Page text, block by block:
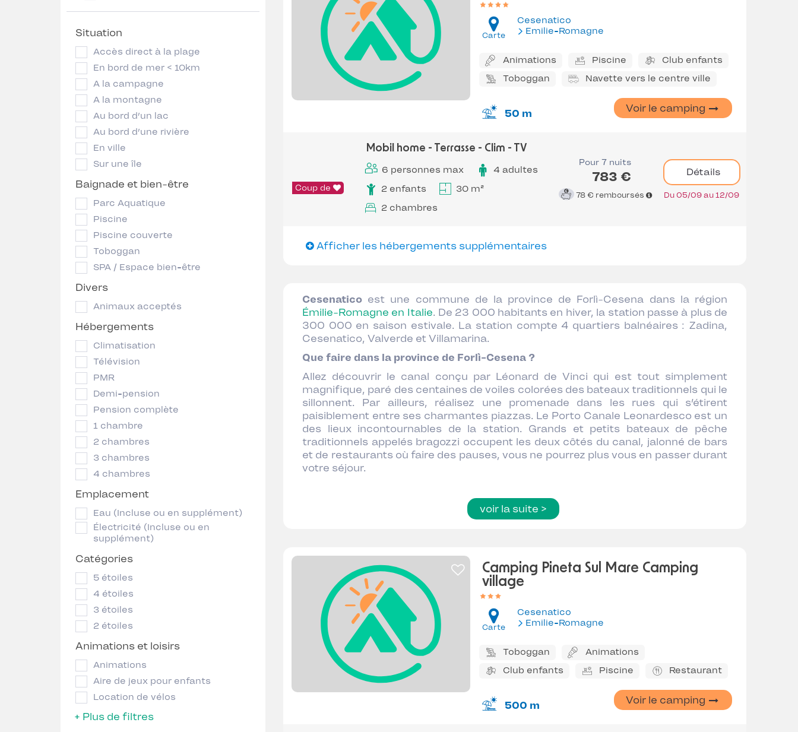
Situation
Accès direct à la plage
En bord de mer < 10km
A la campagne
A la montagne
Au bord d’un lac
Au bord d’une rivière
En ville
Sur une île
Baignade et bien-être
Parc Aquatique
Piscine
Piscine couverte
Toboggan
SPA / Espace bien-être
Divers
Animaux acceptés
Hébergements
Climatisation
Télévision
PMR
Demi-pension
Pension complète
1 chambre
2 chambres
3 chambres
4 chambres
Emplacement
Eau (Incluse ou en supplément)
Électricité (Incluse ou en
supplément)
Catégories
5 étoiles
4 étoiles
3 étoiles
2 étoiles
Animations et loisirs
Animations
Aire de jeux pour enfants
Location de vélos
+ Plus de filtres
Carte
Cesenatico
Emilie-Romagne
Animations Piscine
Club enfants
Toboggan
Navette vers le centre ville
50 m Voir le camping
Coup de
Mobil home - Terrasse - Clim - TV
6 personnes max
4 adultes
2 enfants
30 m²
2 chambres
Pour 7 nuits
783 €
78 € remboursés
Détails
Du 05/09 au 12/09
Afficher les hébergements supplémentaires
Cesenaticoest une commune de la province de Forlì-Cesena dans la région
Émilie-Romagne en Italie. De 23 000 habitants en hiver, la station passe à plus de
300 000 en saison estivale. La station compte 4 quartiers balnéaires : Zadina,
Cesenatico, Valverde et Villamarina.
Que faire dans la province de Forlì-Cesena ?
Allez découvrir le canal conçu par Léonard de Vinci qui est tout simplement
magnifique, paré des centaines de voiles colorées des bateaux traditionnels qui le
sillonnent. Par ailleurs, réalisez une promenade dans les rues qui s’étirent
paisiblement entre ses charmantes piazzas. Le Porto Canale Leonardesco est un
des lieux incontournables de la station. Grands et petits bateaux de pêche
traditionnels appelés bragozzi occupent les deux côtés du canal, jalonné de bars
et de restaurants où faire des pauses, vous ne pourrez plus vous en passer durant
votre séjour.
voir la suite >
Camping Pineta Sul Mare Camping
village
Carte
Cesenatico
Emilie-Romagne
Toboggan
Animations
Club enfants
Piscine Restaurant
500 m Voir le camping